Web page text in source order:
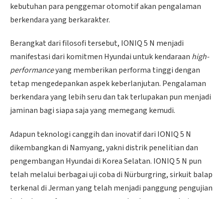
kebutuhan para penggemar otomotif akan pengalaman
berkendara yang berkarakter.
Berangkat dari filosofi tersebut, IONIQ 5 N menjadi
manifestasi dari komitmen Hyundai untuk kendaraan high-
performanceyang memberikan performa tinggi dengan
tetap mengedepankan aspek keberlanjutan. Pengalaman
berkendara yang lebih seru dan tak terlupakan pun menjadi
jaminan bagi siapa saja yang memegang kemudi.
Adapun teknologi canggih dan inovatif dari IONIQ 5 N
dikembangkan di Namyang, yakni distrik penelitian dan
pengembangan Hyundai di Korea Selatan. IONIQ 5 N pun
telah melalui berbagai uji coba di Nürburgring, sirkuit balap
terkenal di Jerman yang telah menjadi panggung pengujian